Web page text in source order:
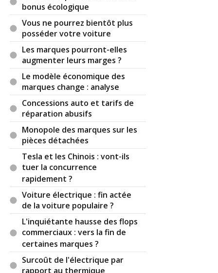
bonus écologique
Vous ne pourrez bientôt plus
posséder votre voiture
Les marques pourront-elles
augmenter leurs marges ?
Le modèle économique des
marques change : analyse
Concessions auto et tarifs de
réparation abusifs
Monopole des marques sur les
pièces détachées
Tesla et les Chinois : vont-ils
tuer la concurrence
rapidement ?
Voiture électrique : fin actée
de la voiture populaire ?
L'inquiétante hausse des flops
commerciaux : vers la fin de
certaines marques ?
Surcoût de l'électrique par